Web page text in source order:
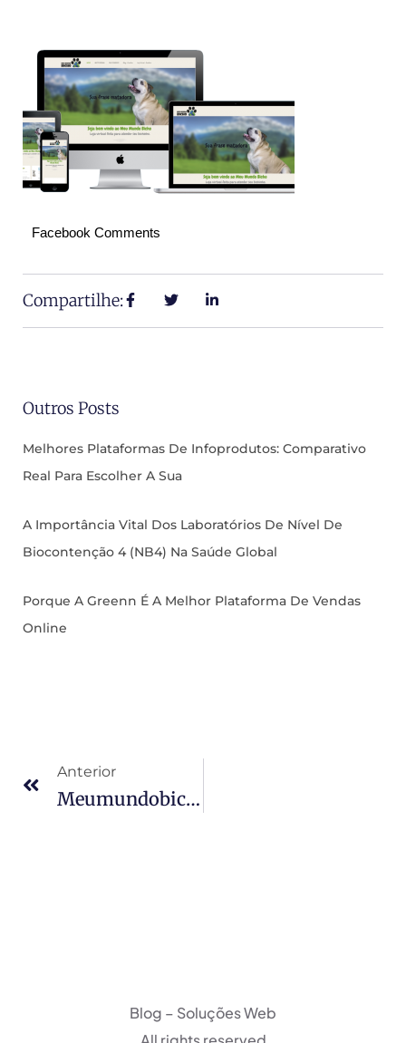
Facebook Comments
Compartilhe:
Outros Posts
Melhores Plataformas De Infoprodutos: Comparativo
Real Para Escolher A Sua
A Importância Vital Dos Laboratórios De Nível De
Biocontenção 4 (NB4) Na Saúde Global
Porque A Greenn É A Melhor Plataforma De Vendas
Online
Anterior
Meumundobicho-1080×613
Blog – Soluções Web